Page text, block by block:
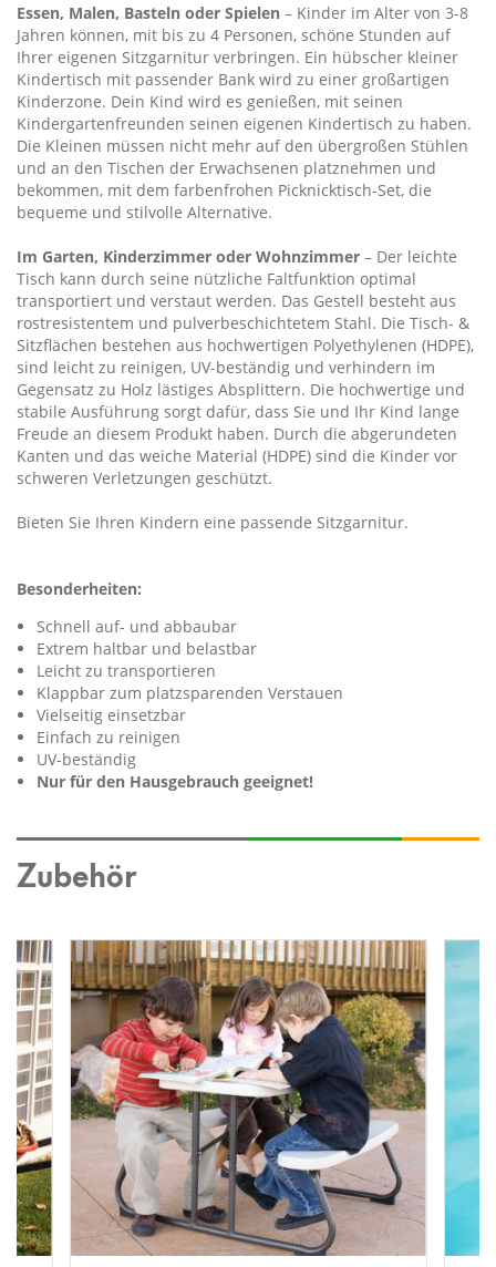
Essen, Malen, Basteln oder Spielen – Kinder im Alter von 3-8
Jahren können, mit bis zu 4 Personen, schöne Stunden auf
Ihrer eigenen Sitzgarnitur verbringen. Ein hübscher kleiner
Kindertisch mit passender Bank wird zu einer großartigen
Kinderzone. Dein Kind wird es genießen, mit seinen
Kindergartenfreunden seinen eigenen Kindertisch zu haben.
Die Kleinen müssen nicht mehr auf den übergroßen Stühlen
und an den Tischen der Erwachsenen platznehmen und
bekommen, mit dem farbenfrohen Picknicktisch-Set, die
bequeme und stilvolle Alternative.
Im Garten, Kinderzimmer oder Wohnzimmer – Der leichte
Tisch kann durch seine nützliche Faltfunktion optimal
transportiert und verstaut werden. Das Gestell besteht aus
rostresistentem und pulverbeschichtetem Stahl. Die Tisch- &
Sitzflächen bestehen aus hochwertigen Polyethylenen (HDPE),
sind leicht zu reinigen, UV-beständig und verhindern im
Gegensatz zu Holz lästiges Absplittern. Die hochwertige und
stabile Ausführung sorgt dafür, dass Sie und Ihr Kind lange
Freude an diesem Produkt haben. Durch die abgerundeten
Kanten und das weiche Material (HDPE) sind die Kinder vor
schweren Verletzungen geschützt.
Bieten Sie Ihren Kindern eine passende Sitzgarnitur.
Besonderheiten:
Schnell auf- und abbaubar
Extrem haltbar und belastbar
Leicht zu transportieren
Klappbar zum platzsparenden Verstauen
Vielseitig einsetzbar
Einfach zu reinigen
UV-beständig
Nur für den Hausgebrauch geeignet!
Zubehör